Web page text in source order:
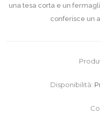
una tesa corta e un
conferisce un
Disponibilità: